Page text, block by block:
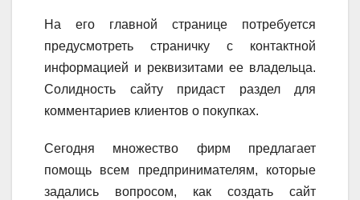
На его главной странице потребуется
предусмотреть страничку с контактной
информацией и реквизитами ее владельца.
Солидность сайту придаст раздел для
комментариев клиентов о покупках.
Сегодня множество фирм предлагает
помощь всем предпринимателям, которые
задались вопросом, как создать сайт